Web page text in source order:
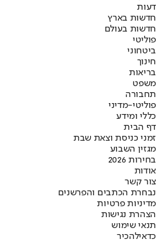
דעות
חדשות בארץ
חדשות בעולם
פוליטי
ביטחוני
חינוך
בריאות
משפט
תחבורה
פוליטי-מדיני
כללי ומידע
דף הבית
זמני כניסת וצאת שבת
מגזין השבוע
בחירות 2026
אודות
צור קשר
נבחרת הכתבים והפרשנים
מדיניות פרטיות
הצהרת נגישות
תנאי שימוש
כדאילהכיר